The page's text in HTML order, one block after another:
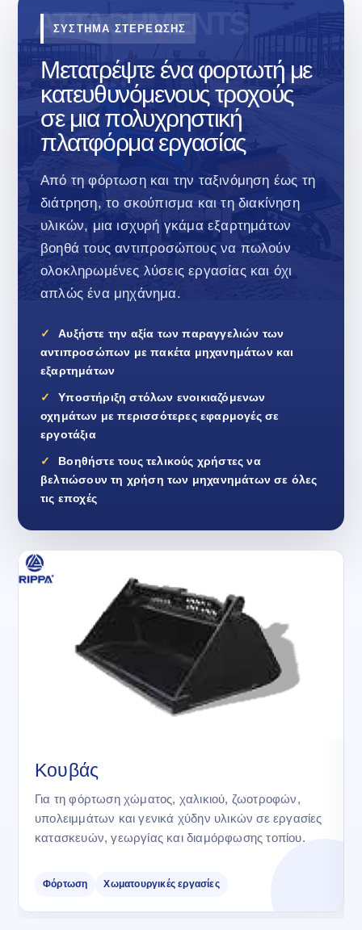
ΣΥΣΤΗΜΑ ΣΤΕΡΕΩΣΗΣ
Μετατρέψτε ένα φορτωτή με
κατευθυνόμενους τροχούς
σε μια πολυχρηστική
πλατφόρμα εργασίας
Από τη φόρτωση και την ταξινόμηση έως τη
διάτρηση, το σκούπισμα και τη διακίνηση
υλικών, μια ισχυρή γκάμα εξαρτημάτων
βοηθά τους αντιπροσώπους να πωλούν
ολοκληρωμένες λύσεις εργασίας και όχι
απλώς ένα μηχάνημα.
Αυξήστε την αξία των παραγγελιών των
αντιπροσώπων με πακέτα μηχανημάτων και
εξαρτημάτων
Υποστήριξη στόλων ενοικιαζόμενων
οχημάτων με περισσότερες εφαρμογές σε
εργοτάξια
Βοηθήστε τους τελικούς χρήστες να
βελτιώσουν τη χρήση των μηχανημάτων σε όλες
τις εποχές
Κουβάς
Για τη φόρτωση χώματος, χαλικιού, ζωοτροφών,
υπολειμμάτων και γενικά χύδην υλικών σε εργασίες
κατασκευών, γεωργίας και διαμόρφωσης τοπίου.
Φόρτωση Χωματουργικές εργασίες